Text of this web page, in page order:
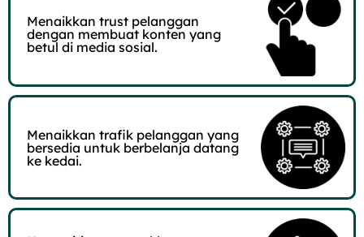
Menaikkan trust pelanggan
dengan membuat konten yang
betul di media sosial.
Menaikkan trafik pelanggan yang
bersedia untuk berbelanja datang
ke kedai.